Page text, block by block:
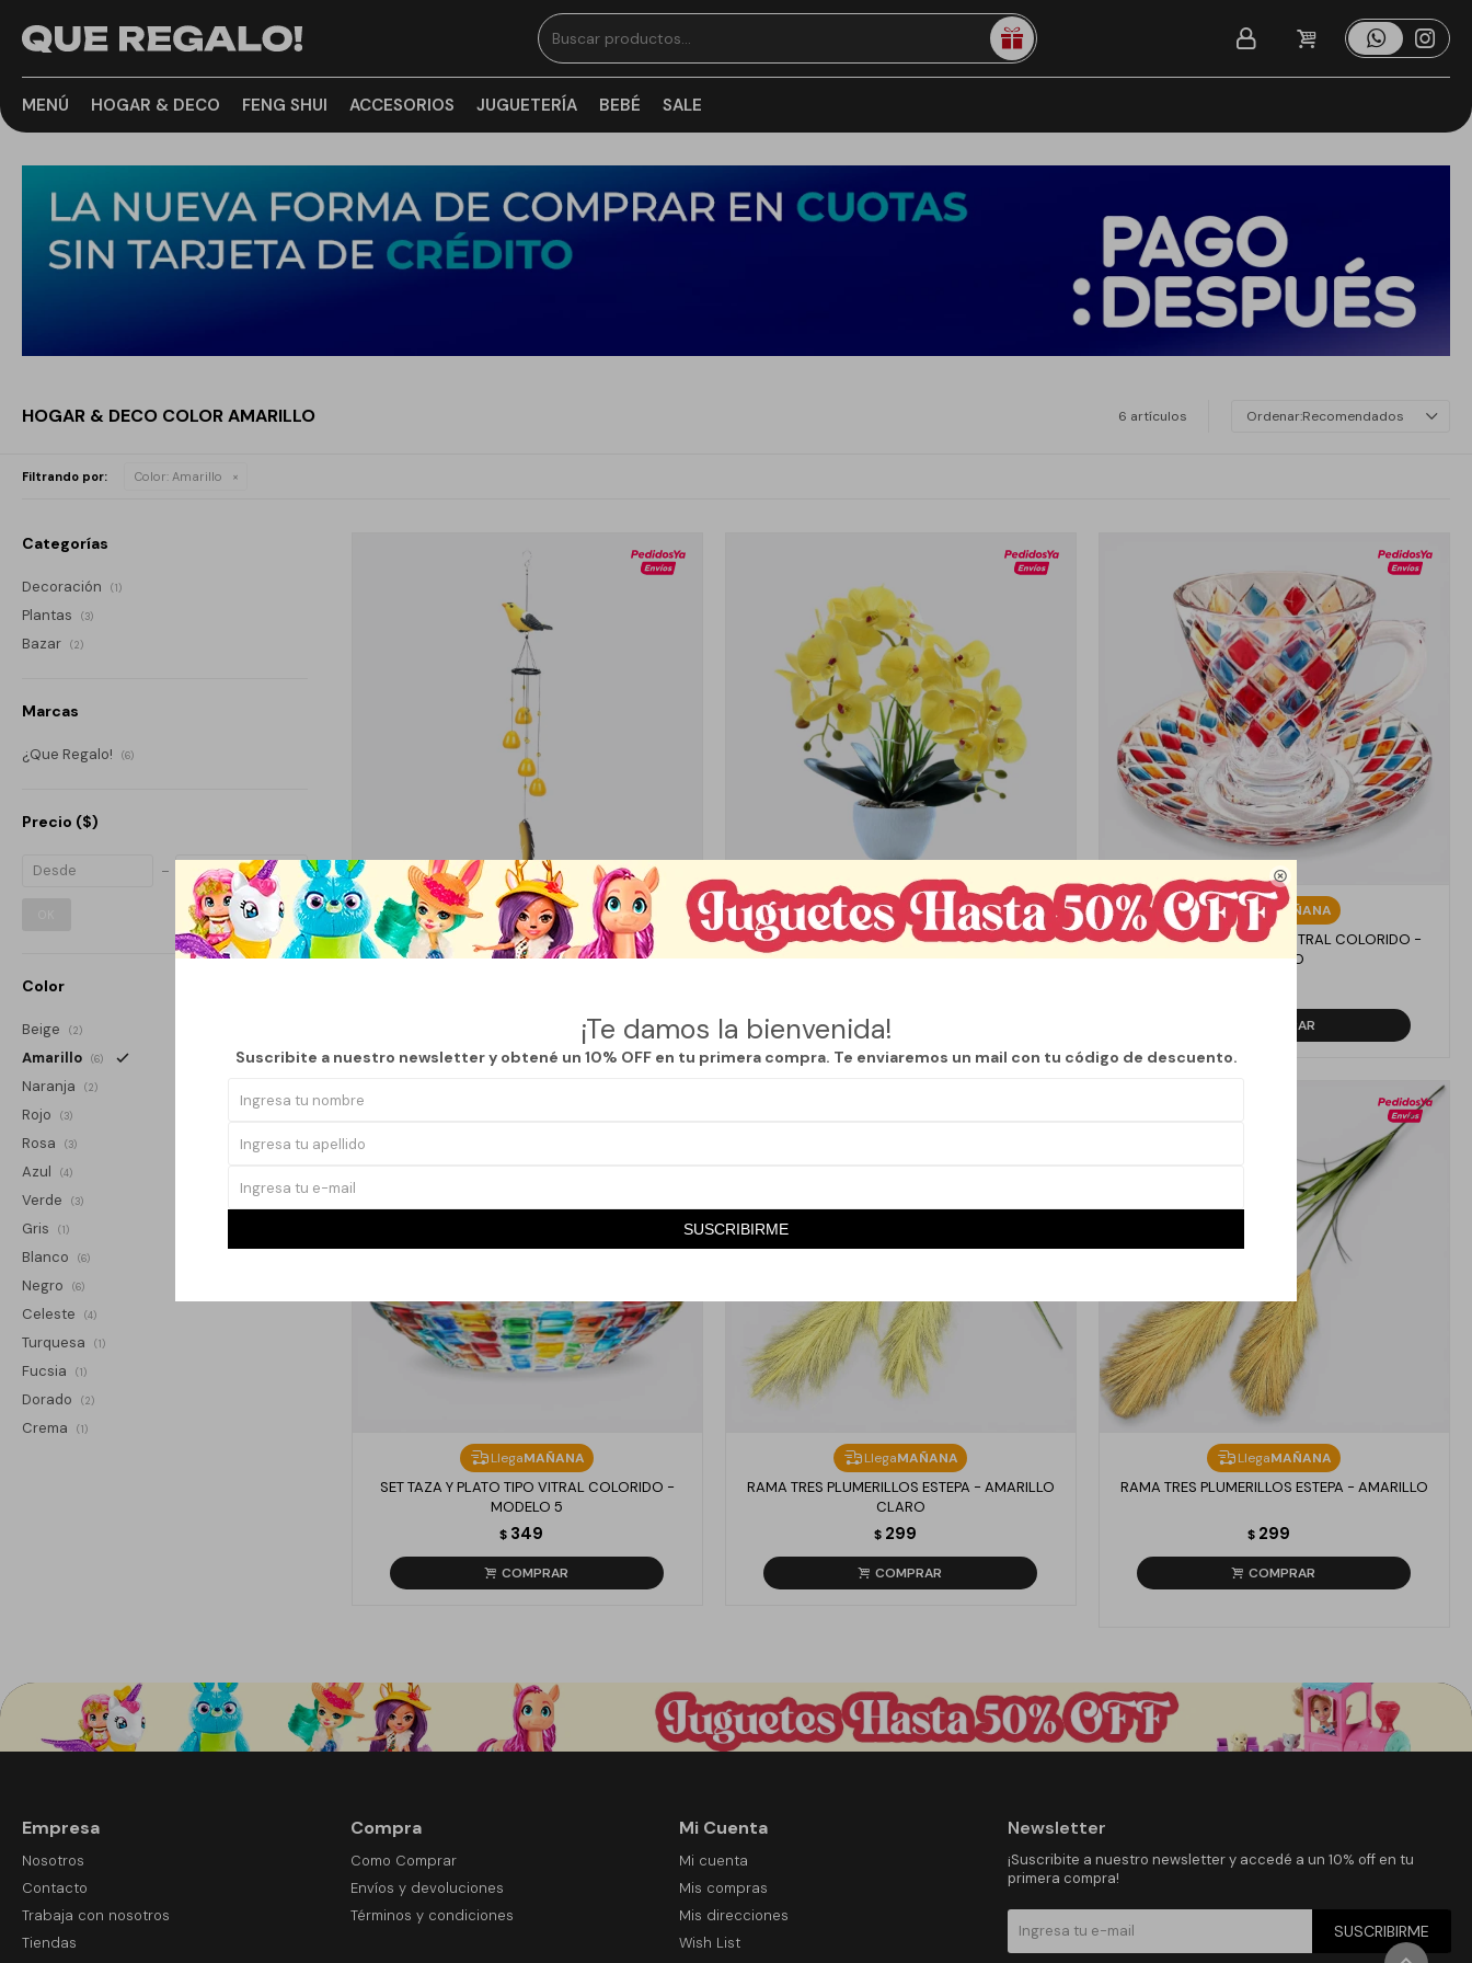

¡Te damos la bienvenida!
Suscribite a nuestro newsletter y obtené un 10% OFF en tu primera compra. Te enviaremos un mail con tu código de descuento.
SUSCRIBIRME
MENÚ HOGAR & DECO FENG SHUI ACCESORIOS JUGUETERÍA BEBÉ SALE
HOGAR & DECO COLOR AMARILLO 6 artículos Recomendados
Filtrando por: Color: Amarillo
LlegaMAÑANA
LLAMADOR DE ÁNGELES AVES - AMARILLO
Llega MAÑANA
ORQUIDEA ARTIFICIAL CON MACETA BLANCA -
AMARILLO
Llega MAÑANA
SET TAZA Y PLATO TIPO VITRAL COLORIDO -
MODELO
LlegaMAÑANA
SET TAZA Y PLATO TIPO VITRAL COLORIDO -
MODELO 5
$ 349
LlegaMAÑANA
RAMA TRES PLUMERILLOS ESTEPA - AMARILLO
CLARO
$ 299
LlegaMAÑANA
RAMA TRES PLUMERILLOS ESTEPA - AMARILLO
$ 299
Categorías
Decoración (1)
Plantas (3)
Bazar (2)
Marcas
¿Que Regalo! (6)
Precio ($)
Color
Beige (2)
Amarillo (6)
Naranja (2)
Rojo (3)
Rosa (3)
Azul (4)
Verde (3)
Gris (1)
Blanco (6)
Negro (6)
Celeste (4)
Turquesa (1)
Fucsia (1)
Dorado (2)
Crema (1)
Empresa
Nosotros
Contacto
Trabaja con nosotros
Tiendas
Compra
Como Comprar
Envíos y devoluciones
Términos y condiciones
Mi Cuenta
Mi cuenta
Mis compras
Mis direcciones
Wish List
Newsletter
¡Suscribite a nuestro newsletter y accedé a un 10% off en tu
primera compra!
SUSCRIBIRME